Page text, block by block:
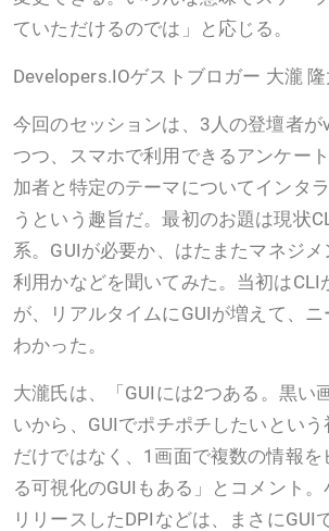
ていただけるのでは」と応じる。
Developers.IOゲストブロガー 大瀧
今回のセッションは、3人の登壇者が
つつ、スマホで利用できるアンケー
加者と特定のテーマについてインタ
うという趣旨だ。最初のお題は現状
系。GUIが必要か、はたまたマネジ
利用かなどを聞いてみた。当初はCLI
が、リアルタイムにGUIが増えて、
わかった。
大瀧氏は、「GUIには2つある。黒い
いから、GUIでポチポチしたいという
だけではなく、1画面で複数の情報を
る可視化のGUIもある」とコメント
リリースしたDPIなどは、まさにGUI